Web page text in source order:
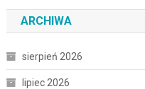
ARCHIWA
sierpień 2026
lipiec 2026